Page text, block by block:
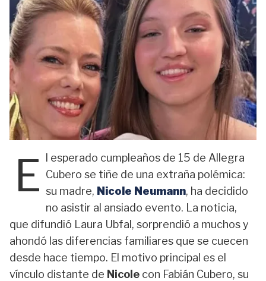
E
l esperado cumpleaños de 15 de Allegra
Cubero se tiñe de una extraña polémica:
su madre, Nicole Neumann, ha decidido
no asistir al ansiado evento. La noticia,
que difundió Laura Ubfal, sorprendió a muchos y
ahondó las diferencias familiares que se cuecen
desde hace tiempo. El motivo principal es el
vínculo distante de Nicole con Fabián Cubero, su